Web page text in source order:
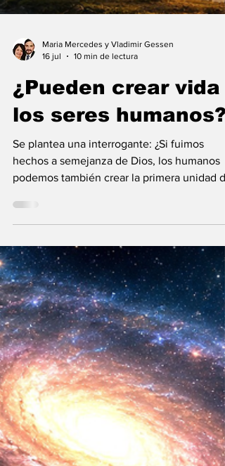
Maria Mercedes y Vladimir Gessen
10 min de lectura
¿Pueden crear vida
los seres humanos?
hechos a semejanza de Dios, los humanos
podemos también crear la primera unidad
la existencia?... “SpudCell”, una célula
sintética desarrollada en laboratorio abre
nueva era científica que desafía nuestras
ideas sobre la creación... ¿Podemos crear
biológica? Durante siglos creímos que la
mayor aspiración de la inteligencia humana
consistía en comprender la vida. Hoy
comienza a aparecer una posibilidad todavía
más desconcer